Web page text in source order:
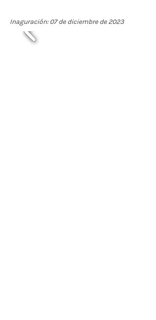
Inaguración: 07 de diciembre de 2023